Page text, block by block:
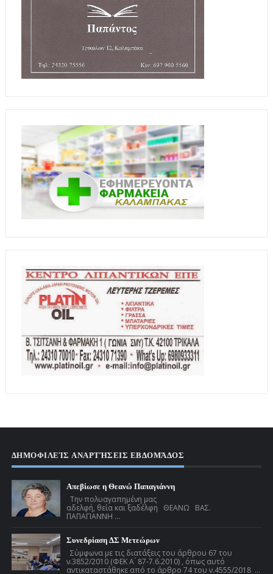
ΔΗΜΟΦΙΛΕΊΣ ΑΝΑΡΤΉΣΕΙΣ ΕΒΔΟΜΆΔΟΣ
Απεβίωσε η Θεανώ Παπαγιάννη
Την πολυαγαπημένη μας
αδελφή, θεία και ξαδέλφη ΘΕΑΝΩ ΒΑΣ.
ΠΑΠΑΓΙΑΝΝΗ ...
Συνεδρίαση ΔΣ Μετεώρων
Σύμφωνα με τις διατάξεις του άρθρου 67 του
ν.3852/2010 (ΦΕΚ Α ́ 87-7.6.2010) , όπως αυτό
αντικαταστάθηκε από το άρθρο 74 του ν.4555/2018 ...